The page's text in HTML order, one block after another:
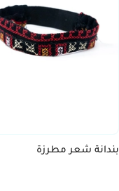
بندانة شعر مطرزة